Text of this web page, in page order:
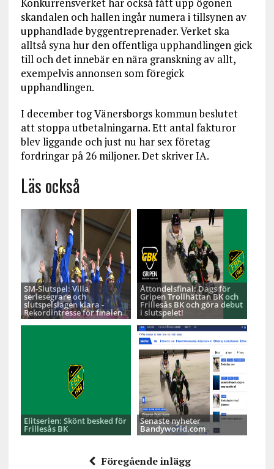
skandalen och hallen ingår numera i tillsynen av
upphandlade byggentreprenader. Verket ska
alltså syna hur den offentliga upphandlingen gick
till och det innebär en nära granskning av allt,
exempelvis annonsen som föregick
upphandlingen.
I december tog Vänersborgs kommun beslutet
att stoppa utbetalningarna. Ett antal fakturor
blev liggande och just nu har sex företag
fordringar på 26 miljoner. Det skriver IA.
Läs också
SM-Slutspel: Villa
seriesegrare och
slutspelslagen klara -
Rekordintresse för finalen
Åttondelsfinal: Dags för
Gripen Trollhättan BK och
Frillesås BK och göra debut
i slutspelet!
Elitserien: Skönt besked för
Frillesås BK
Senaste nyheter
Bandyworld.com
Föregående inlägg